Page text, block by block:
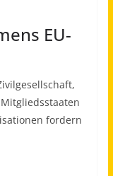
EU-
fordern